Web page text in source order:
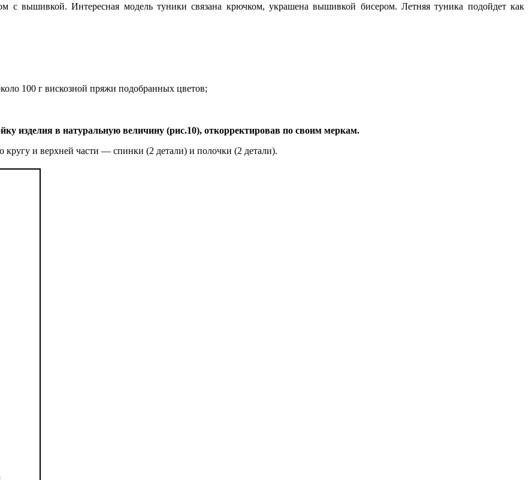
с вышивкой. Интересная модель туники связана крючком, украшена вышивкой бисером. Летняя туника подойдет как
100 г вискозной пряжи подобранных цветов;
изделия в натуральную величину (рис.10), откорректировав по своим меркам.
и верхней части — спинки (2 детали) и полочки (2 детали).